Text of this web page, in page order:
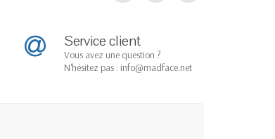
Service client
Vous avez une question ?
N'hésitez pas : info@madface.net